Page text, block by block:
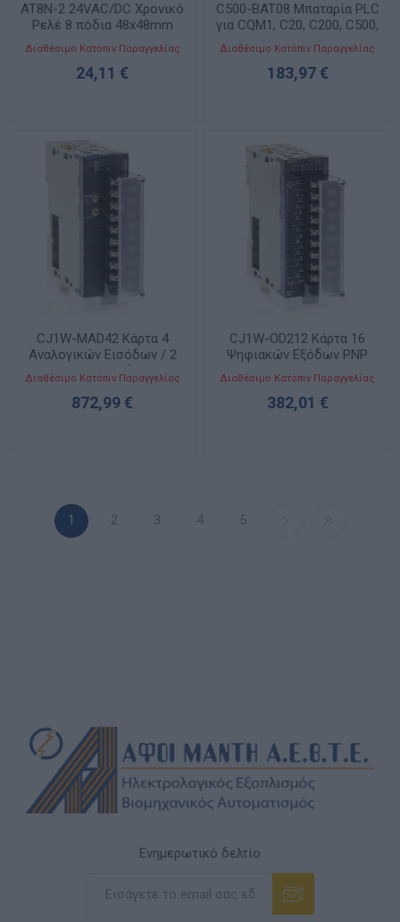
AT8N-2 24VAC/DC Χρονικό
Ρελέ 8 πόδια 48x48mm
Διαθέσιμο Κατόπιν Παραγγελίας
24,11 €
C500-BAT08 Μπαταρία PLC
για CQM1, C20, C200, C500,
CxxK
Διαθέσιμο Κατόπιν Παραγγελίας
183,97 €
CJ1W-MAD42 Κάρτα 4
Αναλογικών Εισόδων / 2
Αναλογικών Εξόδων PLC
CJ
Διαθέσιμο Κατόπιν Παραγγελίας
872,99 €
CJ1W-OD212 Κάρτα 16
Ψηφιακών Εξόδων PNP
PLC CJ
Διαθέσιμο Κατόπιν Παραγγελίας
382,01 €
1 2 3 4 5
Ενημερωτικό δελτίο